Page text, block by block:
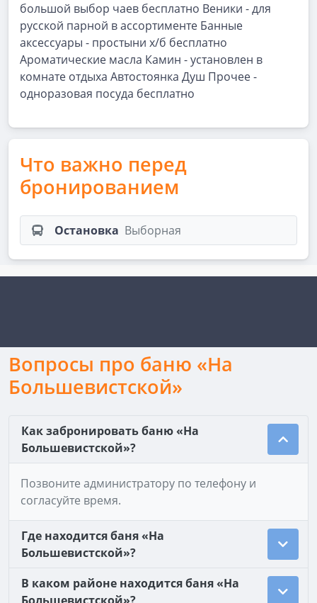
большой выбор чаев бесплатно Веники - для
русской парной в ассортименте Банные
аксессуары - простыни х/б бесплатно
Ароматические масла Камин - установлен в
комнате отдыха Автостоянка Душ Прочее -
одноразовая посуда бесплатно
Что важно перед
бронированием
Остановка Выборная
Вопросы про баню «На
Большевистской»
Как забронировать баню «На
Большевистской»?
Позвоните администратору по телефону и
согласуйте время.
Где находится баня «На
Большевистской»?
В каком районе находится баня «На